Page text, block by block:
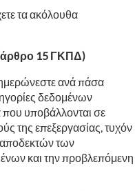
τα ακόλουθα
15 ΓΚΠΔ)
ανά πάσα
δεδομένων
υποβάλλονται σε
της επεξεργασίας, τυχόν
αποδεκτών των
και την προβλεπόμενη